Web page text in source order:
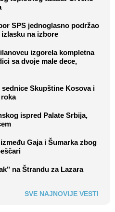
SPS jednoglasno podržao
na izbore
izgorela kompletna
sa dvoje male dece,
Skupštine Kosova i
ispred Palate Srbija,
Gaja i Šumarka zbog
na Štrandu za Lazara
SVE NAJNOVIJE VESTI